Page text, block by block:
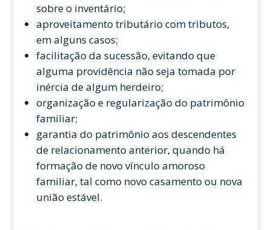
sobre o inventário;
aproveitamento tributário com tributos,
em alguns casos;
facilitação da sucessão, evitando que
alguma providência não seja tomada por
inércia de algum herdeiro;
organização e regularização do patrimônio
familiar;
garantia do patrimônio aos descendentes
de relacionamento anterior, quando há
formação de novo vínculo amoroso
familiar, tal como novo casamento ou nova
união estável.